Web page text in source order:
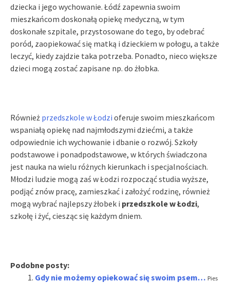
dziecka i jego wychowanie. Łódź zapewnia swoim
mieszkańcom doskonałą opiekę medyczną, w tym
doskonałe szpitale, przystosowane do tego, by odebrać
poród, zaopiekować się matką i dzieckiem w połogu, a także
leczyć, kiedy zajdzie taka potrzeba. Ponadto, nieco większe
dzieci mogą zostać zapisane np. do żłobka.
Również przedszkole w Łodzi oferuje swoim mieszkańcom
wspaniałą opiekę nad najmłodszymi dziećmi, a także
odpowiednie ich wychowanie i dbanie o rozwój. Szkoły
podstawowe i ponadpodstawowe, w których świadczona
jest nauka na wielu różnych kierunkach i specjalnościach.
Młodzi ludzie mogą zaś w Łodzi rozpocząć studia wyższe,
podjąć znów pracę, zamieszkać i założyć rodzinę, również
mogą wybrać najlepszy żłobek i przedszkole w Łodzi,
szkołę i żyć, ciesząc się każdym dniem.
Podobne posty:
Gdy nie możemy opiekować się swoim psem… Pies